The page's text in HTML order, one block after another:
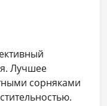
Лучшее
сорняками